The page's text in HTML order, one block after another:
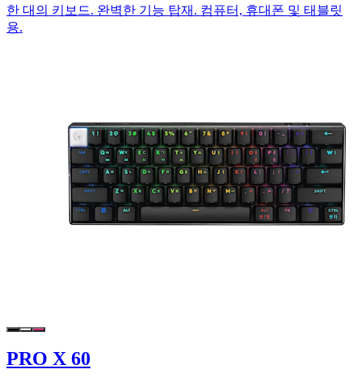
한 대의 키보드. 완벽한 기능 탑재. 컴퓨터, 휴대폰 및 태블릿
용.
PRO X 60